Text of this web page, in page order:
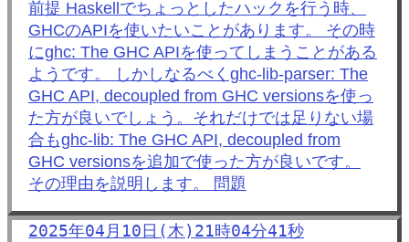
前提 Haskellでちょっとしたハックを行う時、
GHCのAPIを使いたいことがあります。 その時
にghc: The GHC APIを使ってしまうことがある
ようです。 しかしなるべくghc-lib-parser: The
GHC API, decoupled from GHC versionsを使っ
た方が良いでしょう。それだけでは足りない場
合もghc-lib: The GHC API, decoupled from
GHC versionsを追加で使った方が良いです。
その理由を説明します。 問題
2025年04月10日(木)21時04分41秒